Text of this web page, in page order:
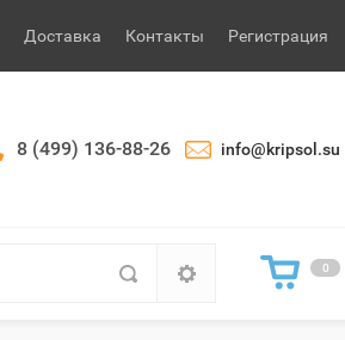
Доставка Контакты Регистрация
8 (499) 136-88-26 info@kripsol.su
0